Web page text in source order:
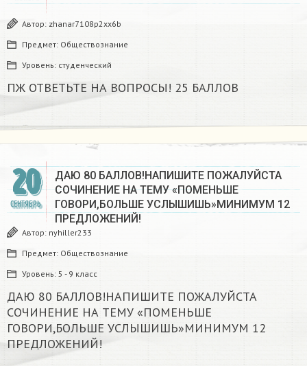
Автор: zhanar7108p2xx6b
Предмет: Обществознание
Уровень: студенческий
ПЖ ОТВЕТЬТЕ НА ВОПРОСЫ! 25 БАЛЛОВ
20
СЕНТЯБРЬ
ДАЮ 80 БАЛЛОВ!НАПИШИТЕ ПОЖАЛУЙСТА
СОЧИНЕНИЕ НА ТЕМУ «ПОМЕНЬШЕ
ГОВОРИ,БОЛЬШЕ УСЛЫШИШЬ»МИНИМУМ 12
ПРЕДЛОЖЕНИЙ!
Автор: nyhiller233
Предмет: Обществознание
Уровень: 5 - 9 класс
ДАЮ 80 БАЛЛОВ!НАПИШИТЕ ПОЖАЛУЙСТА
СОЧИНЕНИЕ НА ТЕМУ «ПОМЕНЬШЕ
ГОВОРИ,БОЛЬШЕ УСЛЫШИШЬ»МИНИМУМ 12
ПРЕДЛОЖЕНИЙ!